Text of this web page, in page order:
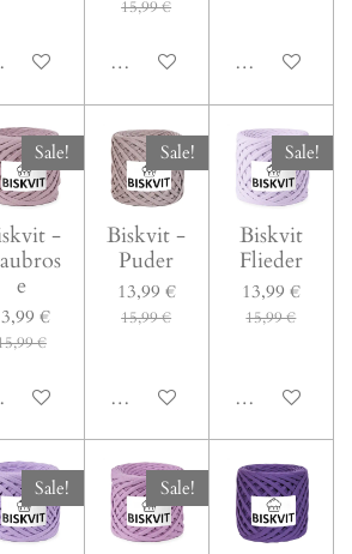
den Warenkorb
15,99 €
In den WarenkorbIn den
Sale!
-
e
€
€
den Warenkorb
Sale!
Biskvit -
Puder
13,99 €
15,99 €
In den Warenkorb
Sale!
Biskvit
Flieder
13,99 €
15,99 €
In den
Sale! Sale!